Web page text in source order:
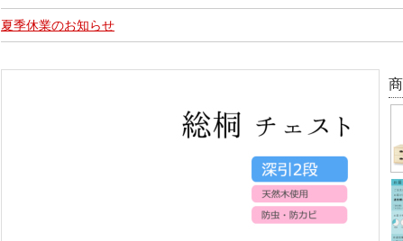
夏季休業のお知らせ